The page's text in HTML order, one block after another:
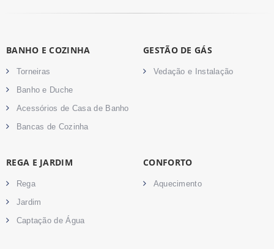
BANHO E COZINHA
Torneiras
Banho e Duche
Acessórios de Casa de Banho
Bancas de Cozinha
GESTÃO DE GÁS
Vedação e Instalação
REGA E JARDIM
Rega
Jardim
Captação de Água
CONFORTO
Aquecimento